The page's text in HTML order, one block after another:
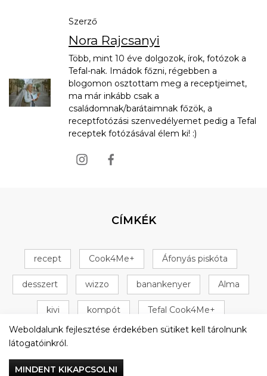
Szerző
Nora Rajcsanyi
Több, mint 10 éve dolgozok, írok, fotózok a
Tefal-nak. Imádok főzni, régebben a
blogomon osztottam meg a receptjeimet,
ma már inkább csak a
családomnak/barátaimnak főzök, a
receptfotózási szenvedélyemet pedig a Tefal
receptek fotózásával élem ki! :)
CÍMKÉK
recept Cook4Me+ Áfonyás piskóta
desszert wizzo banankenyer Alma
kivi kompót Tefal Cook4Me+
+ 16 következő
Weboldalunk fejlesztése érdekében sütiket kell tárolnunk
látogatóinkról.
MINDENT KIKAPCSOLNI